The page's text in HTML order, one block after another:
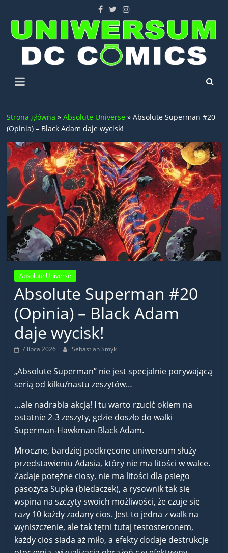
content
Uniwersum
DC
Comics
Strona główna »Absolute Universe »Absolute Superman #20
(Opinia) – Black Adam daje wycisk!
Absolute Universe
Absolute Superman #20
(Opinia) – Black Adam
daje wycisk!
7 lipca 2026 Sebastian Smyk
„Absolute Superman” nie jest specjalnie porywającą
serią od kilku/nastu zeszytów…
…ale nadrabia akcją! I tu warto rzucić okiem na
ostatnie 2-3 zeszyty, gdzie doszło do walki
Superman-Hawkman-Black Adam.
Mroczne, bardziej podkręcone uniwersum służy
przedstawieniu Adasia, który nie ma litości w walce.
Zadaje potężne ciosy, nie ma litości dla psiego
pasożyta Supka (biedaczek), a rysownik tak się
wspina na szczyty swoich możliwości, że czuje się
razy 10 każdy zadany cios. Jest to jedna z walk na
wyniszczenie, ale tak tętni tutaj testosteronem,
każdy cios siada aż miło, a efekty dodaje destrukcje